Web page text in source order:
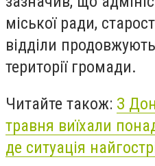
міської ради,
відділи
території громади.
Читайте також: З
травня виїхали
де ситуація